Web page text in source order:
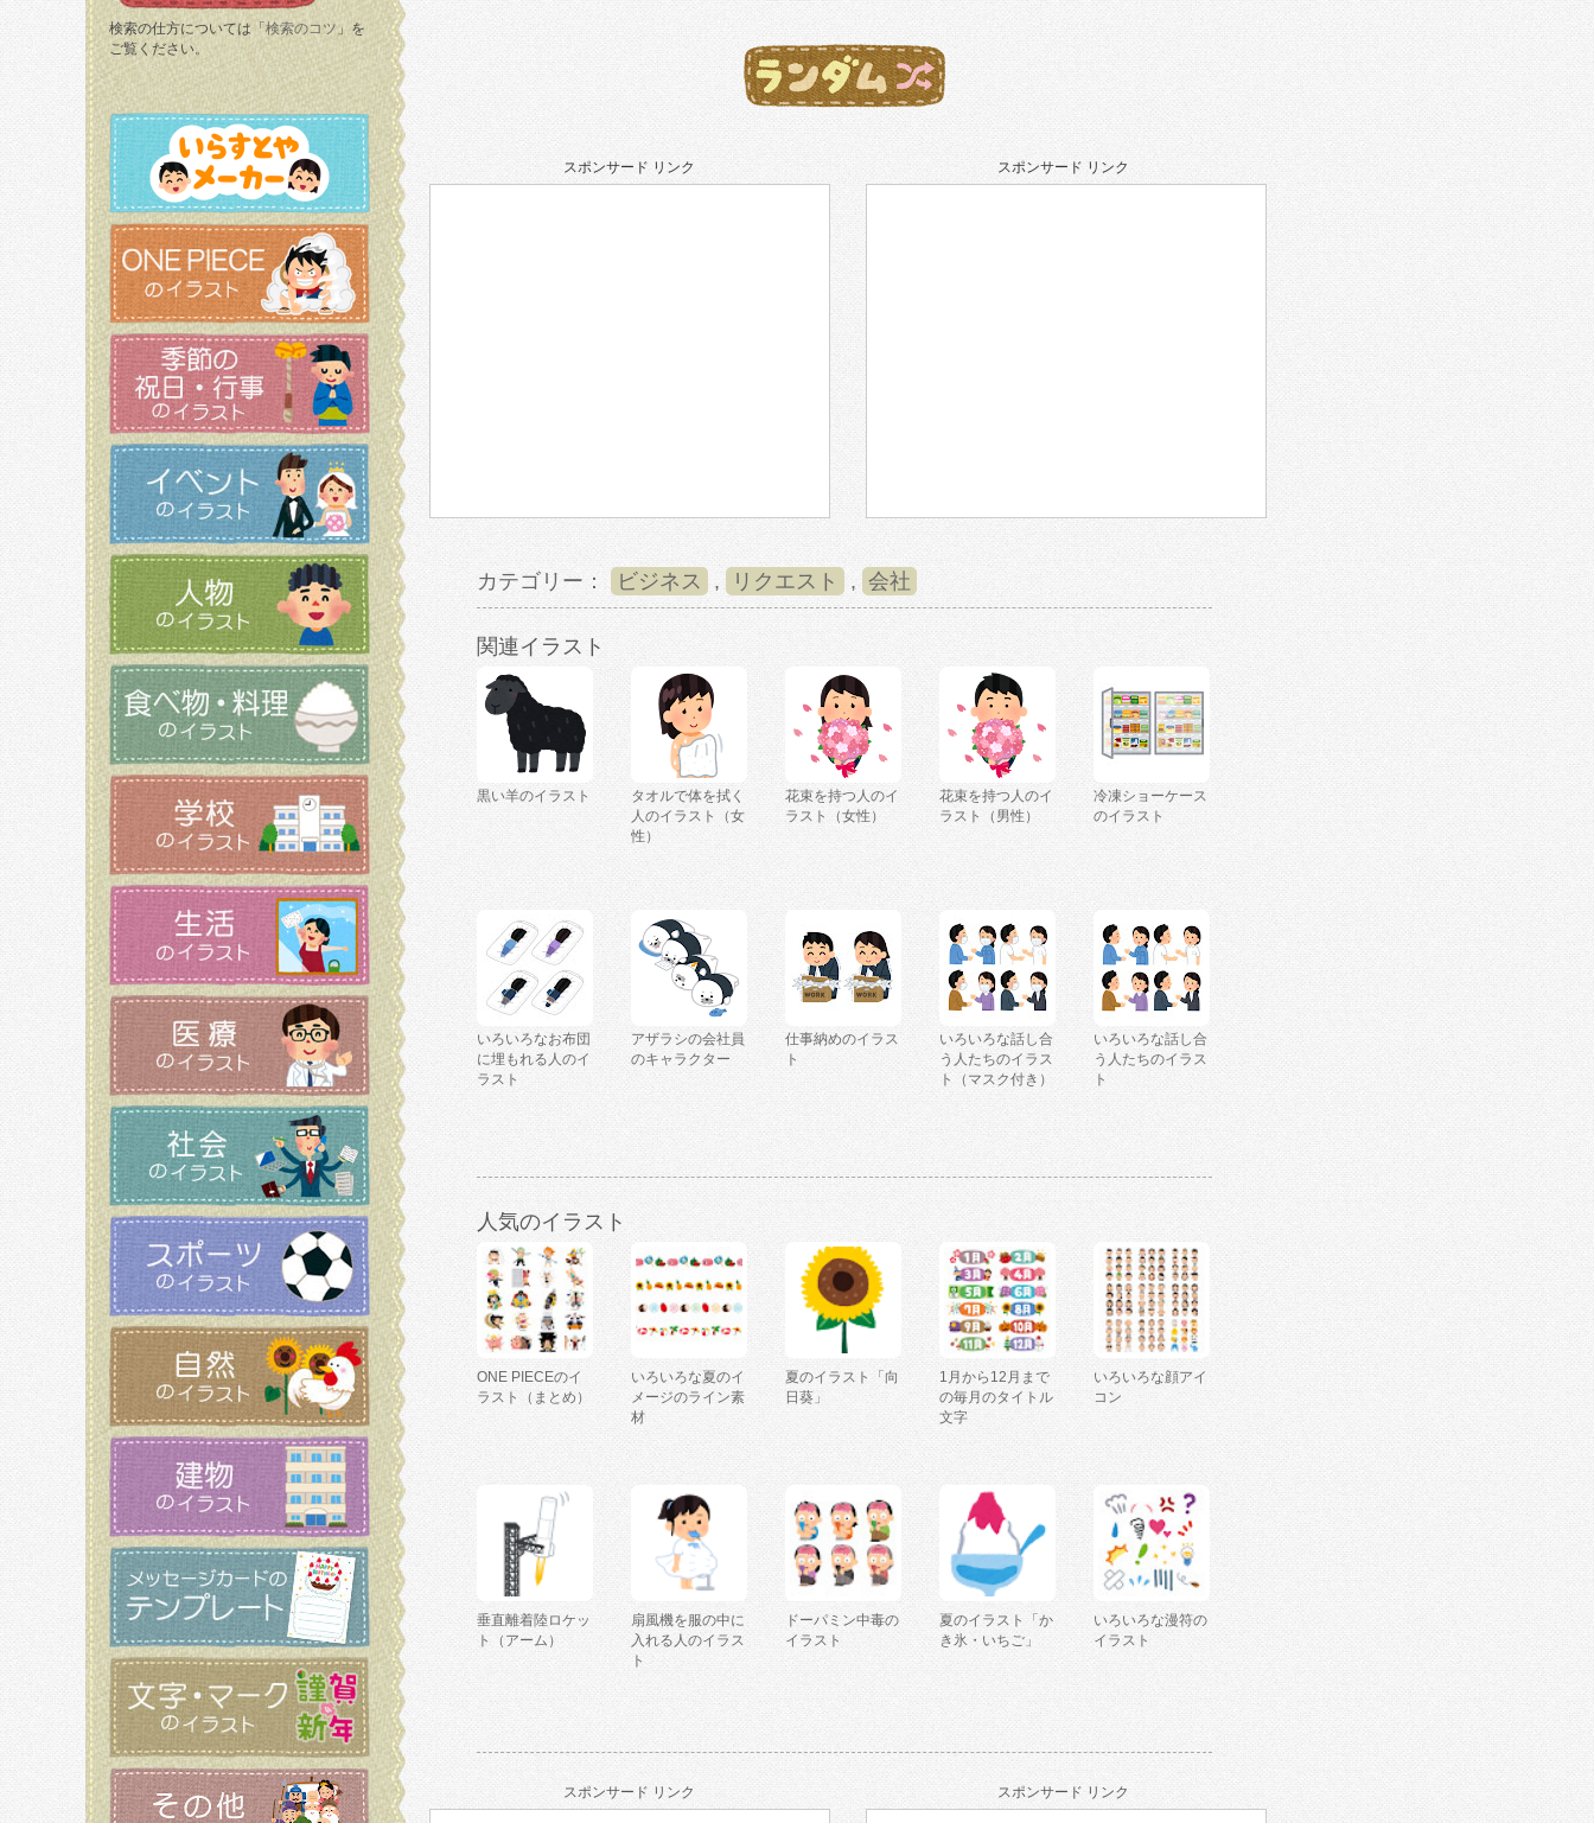
検索の仕方については「 検索のコツ 」を
ご覧ください。
スポンサード リンク スポンサード リンク
カテゴリー： ビジネス , リクエスト , 会社
関連イラスト
黒い羊のイラスト
タオルで体を拭く
人のイラスト（女
性）
花束を持つ人のイ
ラスト（女性）
花束を持つ人のイ
ラスト（男性）
冷凍ショーケース
のイラスト
いろいろなお布団
に埋もれる人のイ
ラスト
アザラシの会社員
のキャラクター
仕事納めのイラス
ト
いろいろな話し合
う人たちのイラス
ト（マスク付き）
いろいろな話し合
う人たちのイラス
ト
人気のイラスト
ONE PIECEのイ
ラスト（まとめ）
いろいろな夏のイ
メージのライン素
材
夏のイラスト「向
日葵」
1月から12月まで
の毎月のタイトル
文字
いろいろな顔アイ
コン
垂直離着陸ロケッ
ト（アーム）
扇風機を服の中に
入れる人のイラス
ト
ドーパミン中毒の
イラスト
夏のイラスト「か
き氷・いちご」
いろいろな漫符の
イラスト
スポンサード リンク スポンサード リンク